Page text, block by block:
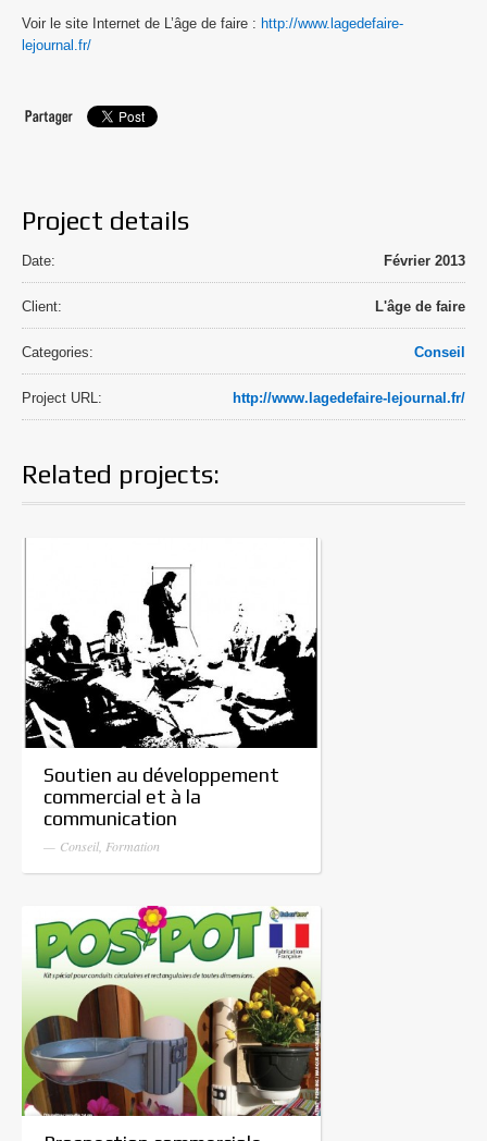
Voir le site Internet de L’âge de faire : http://www.lagedefaire-
lejournal.fr/
Project details
Date: Février 2013
Client: L'âge de faire
Categories: Conseil
Project URL: http://www.lagedefaire-lejournal.fr/
Related projects:
Soutien au développement
commercial et à la
communication
— Conseil, Formation